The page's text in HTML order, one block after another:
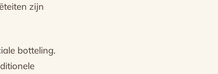
zijn
botteling.